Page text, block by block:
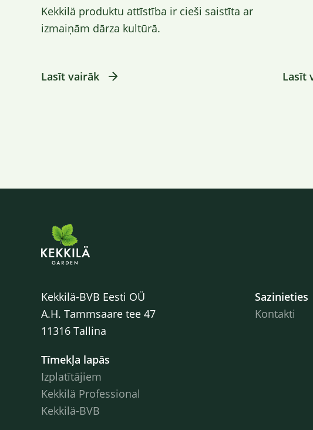
Kekkilä produktu attīstība ir cieši saistīta ar
izmaiņām dārza kultūrā.
Lasīt vairāk Lasīt
Kekkilä-BVB Eesti OÜ
A.H. Tammsaare tee 47
11316 Tallina
Sazinieties
Kontakti
Tīmekļa lapās
Izplatītājiem
Kekkilä Professional
Kekkilä-BVB